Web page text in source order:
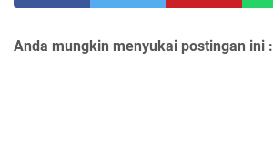
Anda mungkin menyukai postingan ini :